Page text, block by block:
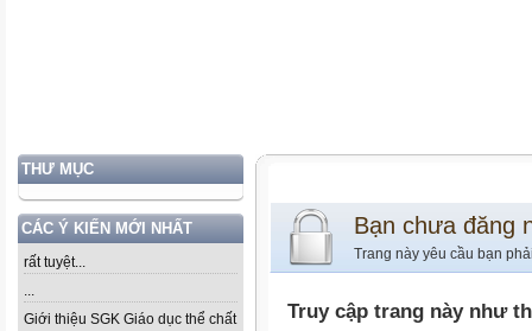
THƯ MỤC
CÁC Ý KIẾN MỚI NHẤT
rất tuyệt...
...
Giới thiệu SGK Giáo dục thể chất
Bạn chưa đăng
Trang này yêu cầu bạn
Truy cập trang này như